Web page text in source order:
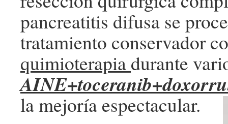
pancreatitis difusa se
tratamiento conservador
quimioterapiadurante
la mejoría espectacular.